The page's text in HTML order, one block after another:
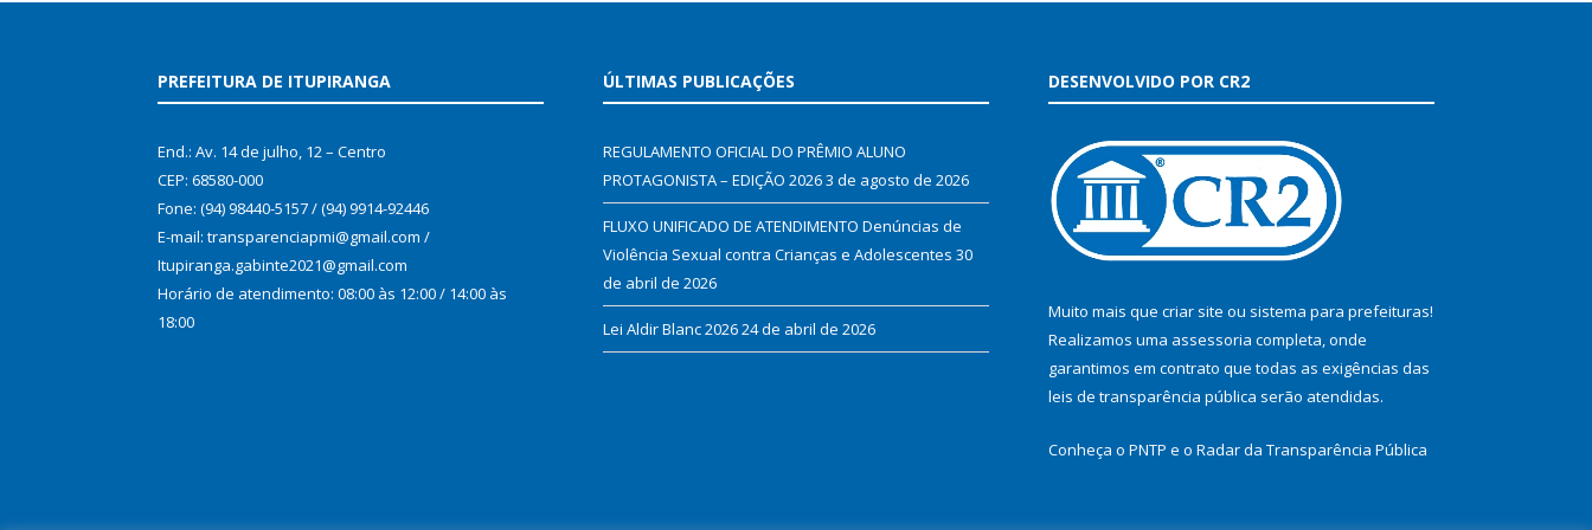
PREFEITURA DE ITUPIRANGA
End.: Av. 14 de julho, 12 – Centro
CEP: 68580-000
Fone: (94) 98440-5157 / (94) 9914-92446
E-mail: transparenciapmi@gmail.com /
Itupiranga.gabinte2021@gmail.com
Horário de atendimento: 08:00 às 12:00 / 14:00 às
18:00
ÚLTIMAS PUBLICAÇÕES
REGULAMENTO OFICIAL DO PRÊMIO ALUNO
PROTAGONISTA – EDIÇÃO 20263 de agosto de 2026
FLUXO UNIFICADO DE ATENDIMENTO Denúncias de
Violência Sexual contra Crianças e Adolescentes 30
de abril de 2026
Lei Aldir Blanc 202624 de abril de 2026
DESENVOLVIDO POR CR2
Muito mais que criar site ou sistema para prefeituras!
Realizamos uma assessoria completa, onde
garantimos em contrato que todas as exigências das
leis de transparência pública serão atendidas.
Conheça o PNTP e o Radar da Transparência Pública